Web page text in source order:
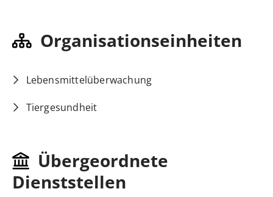
Organisationseinheiten
Lebensmittelüberwachung
Tiergesundheit
Übergeordnete
Dienststellen